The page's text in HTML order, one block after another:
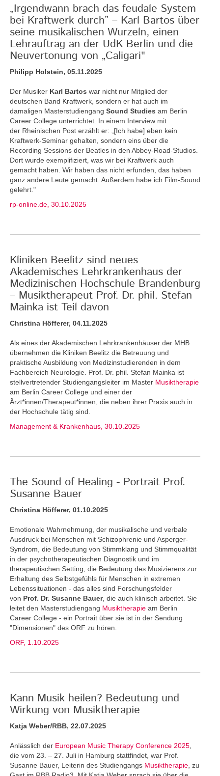
„Irgendwann brach das feudale System
bei Kraftwerk durch” – Karl Bartos über
seine musikalischen Wurzeln, einen
Lehrauftrag an der UdK Berlin und die
Neuvertonung von „Caligari"
Philipp Holstein, 05.11.2025
Der Musiker Karl Bartos war nicht nur Mitglied der
deutschen Band Kraftwerk, sondern er hat auch im
damaligen Masterstudiengang Sound Studies am Berlin
Career College unterrichtet. In einem Interview mit
der Rheinischen Post erzählt er: „[Ich habe] eben kein
Kraftwerk-Seminar gehalten, sondern eins über die
Recording Sessions der Beatles in den Abbey-Road-Studios.
Dort wurde exemplifiziert, was wir bei Kraftwerk auch
gemacht haben. Wir haben das nicht erfunden, das haben
ganz andere Leute gemacht. Außerdem habe ich Film-Sound
gelehrt."
rp-online.de, 30.10.2025
Kliniken Beelitz sind neues
Akademisches Lehrkrankenhaus der
Medizinischen Hochschule Brandenburg
– Musiktherapeut Prof. Dr. phil. Stefan
Mainka ist Teil davon
Christina Höfferer, 04.11.2025
Als eines der Akademischen Lehrkrankenhäuser der MHB
übernehmen die Kliniken Beelitz die Betreuung und
praktische Ausbildung von Medizinstudierenden in dem
Fachbereich Neurologie. Prof. Dr. phil. Stefan Mainka ist
stellvertretender Studiengangsleiter im Master Musiktherapie
am Berlin Career College und einer der
Ärzt*innen/Therapeut*innen, die neben ihrer Praxis auch in
der Hochschule tätig sind.
Management & Krankenhaus, 30.10.2025
The Sound of Healing - Portrait Prof.
Susanne Bauer
Christina Höfferer, 01.10.2025
Emotionale Wahrnehmung, der musikalische und verbale
Ausdruck bei Menschen mit Schizophrenie und Asperger-
Syndrom, die Bedeutung von Stimmklang und Stimmqualität
in der psychotherapeutischen Diagnostik und im
therapeutischen Setting, die Bedeutung des Musizierens zur
Erhaltung des Selbstgefühls für Menschen in extremen
Lebenssituationen - das alles sind Forschungsfelder
von Prof. Dr. Susanne Bauer, die auch klinisch arbeitet. Sie
leitet den Masterstudiengang Musiktherapie am Berlin
Career College - ein Portrait über sie ist in der Sendung
"Dimensionen" des ORF zu hören.
ORF, 1.10.2025
Kann Musik heilen? Bedeutung und
Wirkung von Musiktherapie
Katja Weber/RBB, 22.07.2025
Anlässlich der European Music Therapy Conference 2025
die vom 23. – 27. Juli in Hamburg stattfindet, war Prof.
Susanne Bauer, Leiterin des Studiengangs Musiktherapie , zu